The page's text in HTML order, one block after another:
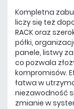
Kompletna
liczy się też
RACK oraz
półki,
panele, listwy
co pozwala
kompromisów.
łatwa w
niezawodność
zmianie w